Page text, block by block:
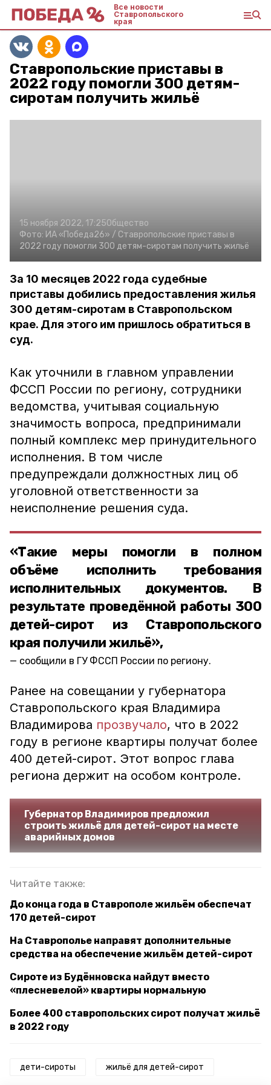
Все новости
Ставропольского
края
Ставропольские приставы в
2022 году помогли 300 детям-
сиротам получить жильё
15 ноября 2022, 17:25Общество
Фото: ИА «Победа26» / Ставропольские приставы в
2022 году помогли 300 детям-сиротам получить жильё
За 10 месяцев 2022 года судебные
приставы добились предоставления жилья
300 детям-сиротам в Ставропольском
крае. Для этого им пришлось обратиться в
суд.
Как уточнили в главном управлении
ФССП России по региону, сотрудники
ведомства, учитывая социальную
значимость вопроса, предпринимали
полный комплекс мер принудительного
исполнения. В том числе
предупреждали должностных лиц об
уголовной ответственности за
неисполнение решения суда.
«Такие меры помогли в полном
объёме исполнить требования
исполнительных документов. В
результате проведённой работы 300
детей-сирот из Ставропольского
края получили жильё»,
сообщили в ГУ ФССП России по региону.
Ранее на совещании у губернатора
Ставропольского края Владимира
Владимирова прозвучало, что в 2022
году в регионе квартиры получат более
400 детей-сирот. Этот вопрос глава
региона держит на особом контроле.
Губернатор Владимиров предложил
строить жильё для детей-сирот на месте
аварийных домов
Читайте также:
До конца года в Ставрополе жильём обеспечат
170 детей-сирот
На Ставрополье направят дополнительные
средства на обеспечение жильём детей-сирот
Сироте из Будённовска найдут вместо
«плесневелой» квартиры нормальную
Более 400 ставропольских сирот получат жильё
в 2022 году
дети-сироты жильё для детей-сирот